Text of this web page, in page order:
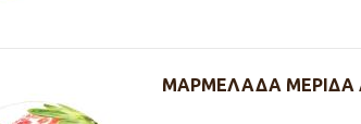
ΜΑΡΜΕΛΑΔΑ ΜΕΡΙΔΑ